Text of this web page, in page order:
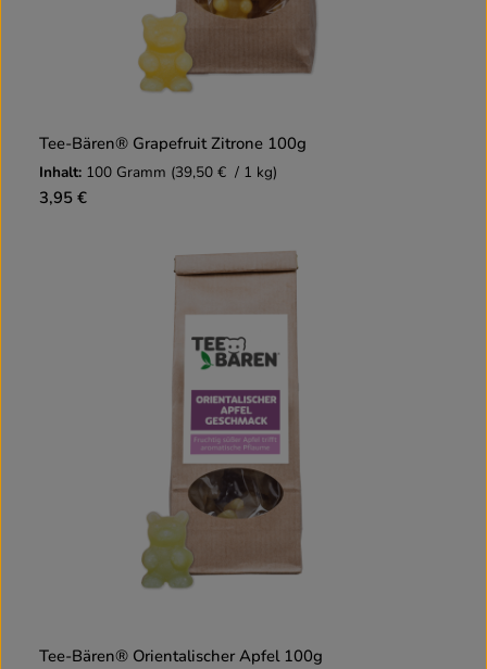
Tee-Bären® Grapefruit Zitrone 100g
Inhalt: 100 Gramm (39,50 € / 1 kg)
3,95 €
Tee-Bären® Orientalischer Apfel 100g